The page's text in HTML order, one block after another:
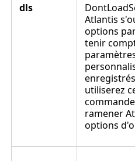
dls
Atlantis
options
tenir
utiliserez
ramener
options